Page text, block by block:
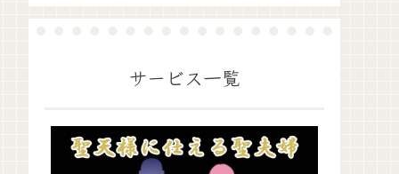
サービス一覧